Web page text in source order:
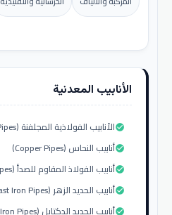
الأنابيب المعدنية
الأنابيب الفولاذية المجلفنة (Galvanized Steel Pipes)check_circle
أنابيب النحاس (Copper Pipes)check_circle
أنابيب الفولاذ المقاوم للصدأ (Stainless Steel Pipes)check_circle
أنابيب الحديد الزهر (Cast Iron Pipes)check_circle
أنابيب الحديد الدكتايل (Ductile Iron Pipes)check_circle